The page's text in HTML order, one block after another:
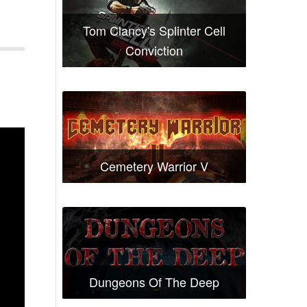
Tom Clancy's Splinter Cell
Conviction
Cemetery Warrior V
Dungeons Of The Deep